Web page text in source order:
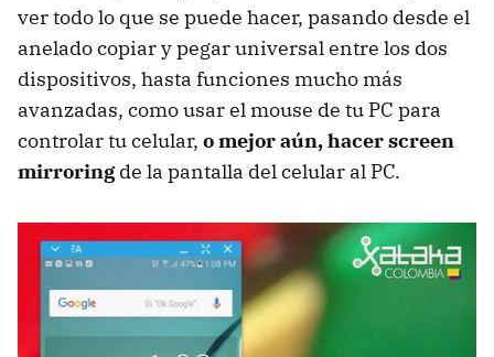
ver todo lo que se puede hacer, pasando desde el
anelado copiar y pegar universal entre los dos
dispositivos, hasta funciones mucho más
avanzadas, como usar el mouse de tu PC para
controlar tu celular, o mejor aún, hacer screen
mirroringde la pantalla del celular al PC.